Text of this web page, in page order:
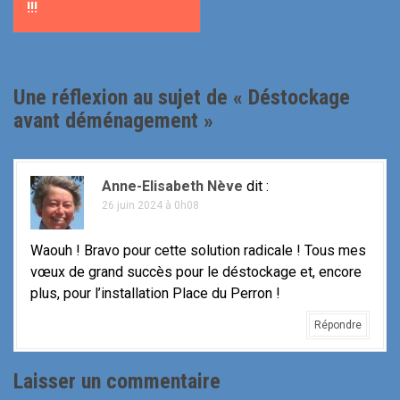
a
t
i
'
!!!
Une réflexion au sujet de « Déstockage
avant déménagement »
Anne-Elisabeth Nève dit :
26 juin 2024 à 0h08
Waouh ! Bravo pour cette solution radicale ! Tous mes
vœux de grand succès pour le déstockage et, encore
plus, pour l’installation Place du Perron !
Répondre
Laisser un commentaire